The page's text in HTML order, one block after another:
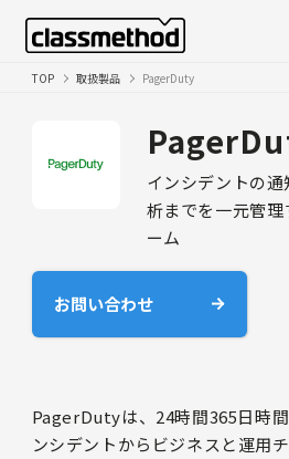
TOP 取扱製品 PagerDuty
インシデントの
析までを一元管
ーム
お問い合わせ
PagerDutyは、24時間365日時
ンシデントからビジネスと運用